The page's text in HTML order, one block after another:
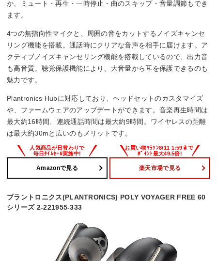
か、ミュート・再生・一時停止・曲のスキップ・音量調節もでき
ます。
4つの無指向性マイクと、周囲の音をカットするノイズキャンセ
リング機能を搭載。通話時にクリアな音声を相手に届けます。ア
クティブノイズキャンセリング機能を搭載しているので、出力音
も高音質。聴覚保護機能により、大音量から耳を保護できるのも
魅力です。
Plantronics Hubに対応しており、ヘッドセットのカスタマイズ
や、ファームウェアのアップデートができます。音楽再生時間は
最大約16時間、連続通話時間は最大約9時間。ワイヤレスの距離
は最大約30mと広いのもメリットです。
Amazonで見る 楽天市場で見る
プラントロニクス(PLANTRONICS) POLY VOYAGER FREE 60
シリーズ 2-221955-333